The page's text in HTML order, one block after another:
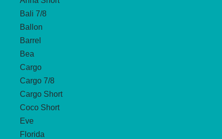
Bali 7/8
Ballon
Barrel
Bea
Cargo
Cargo 7/8
Cargo Short
Coco Short
Eve
Florida